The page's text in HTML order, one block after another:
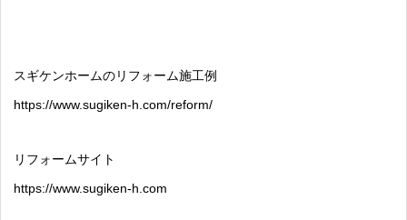
スギケンホームのリフォーム施工例
https://www.sugiken-h.com/reform/
リフォームサイト
https://www.sugiken-h.com